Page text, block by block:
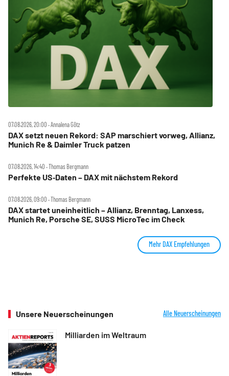
07.08.2026, 20:00 ‧ Annalena Götz
DAX setzt neuen Rekord: SAP marschiert vorweg, Allianz,
Munich Re & Daimler Truck patzen
07.08.2026, 14:40 ‧ Thomas Bergmann
Perfekte US‑Daten – DAX mit nächstem Rekord
07.08.2026, 09:00 ‧ Thomas Bergmann
DAX startet uneinheitlich – Allianz, Brenntag, Lanxess,
Munich Re, Porsche SE, SUSS MicroTec im Check
Mehr DAX Empfehlungen
Unsere Neuerscheinungen Alle Neuerscheinungen
Milliarden im Weltraum